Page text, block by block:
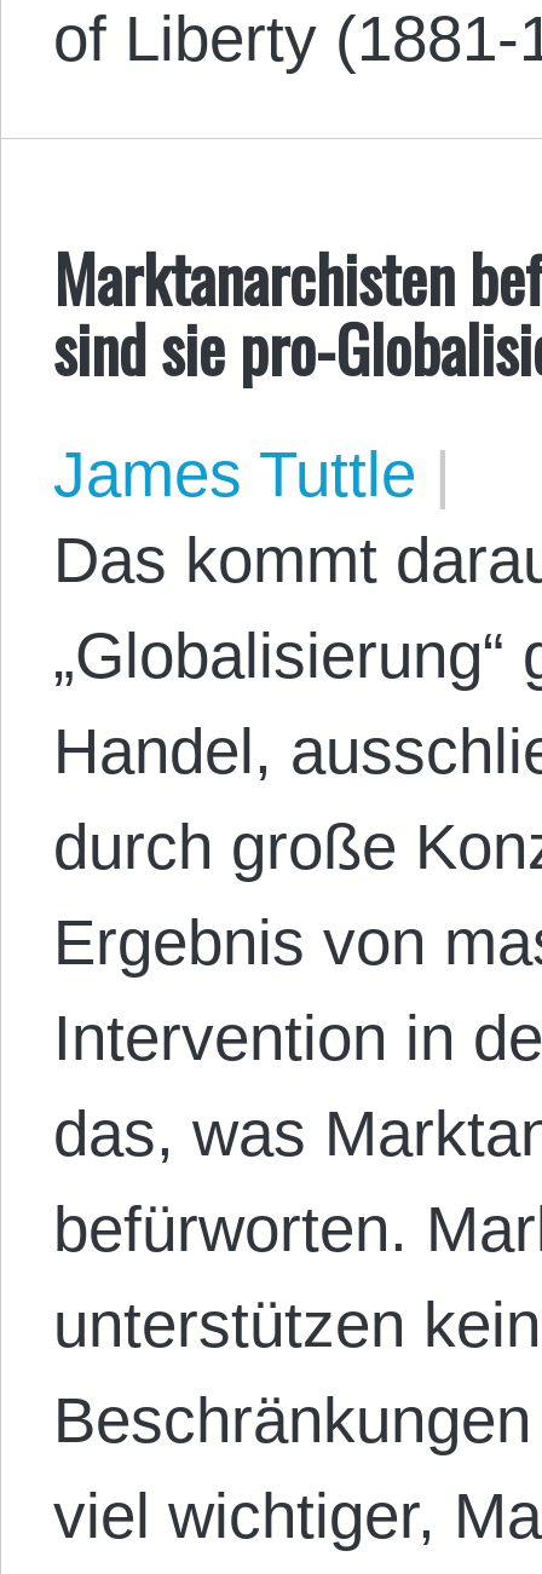
of Liberty
Marktanarchisten
sind sie pro-
James Tuttle |
Das kommt
Handel,
durch große
Ergebnis von
Intervention in
das, was
befürworten.
unterstützen
viel wichtiger,